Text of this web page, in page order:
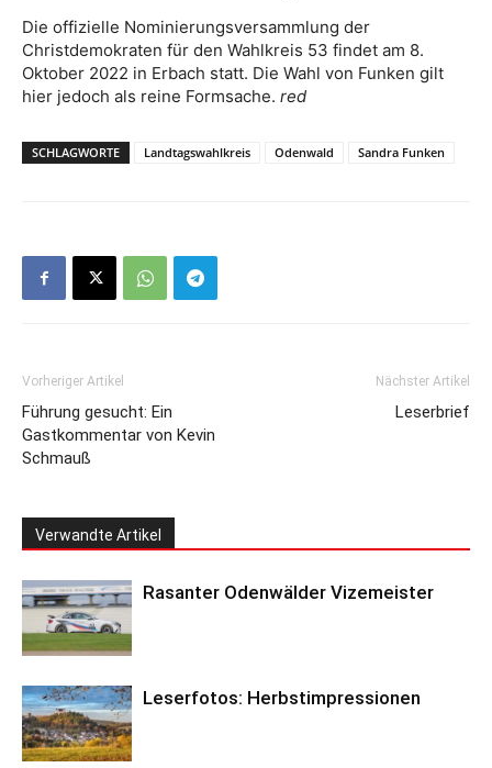
Die offizielle Nominierungsversammlung der
Christdemokraten für den Wahlkreis 53 findet am 8.
Oktober 2022 in Erbach statt. Die Wahl von Funken gilt
hier jedoch als reine Formsache. red
SCHLAGWORTE Landtagswahlkreis Odenwald Sandra Funken
Vorheriger Artikel
Führung gesucht: Ein
Gastkommentar von Kevin
Schmauß
Nächster Artikel
Leserbrief
Verwandte Artikel
Rasanter Odenwälder Vizemeister
Leserfotos: Herbstimpressionen